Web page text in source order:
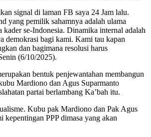
signal di laman FB saya 24 Jam lalu.
yang pemilik sahamnya adalah ulama
kader se-Indonesia. Dinamika internal adalah
demokrasi bagi kami. Kami tau kapan
dan bagimana resolusi harus
(6/10/2025).
bentuk penjewantahan membangun
Mardiono dan Agus Suparmanto
partai berlambang Ka’bah itu.
Kubu pak Mardiono dan Pak Agus
kepentingan PPP dimasa yang akan